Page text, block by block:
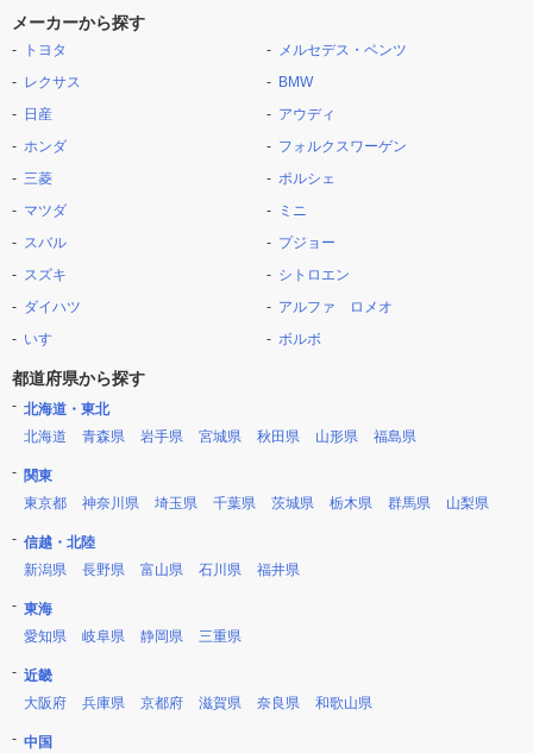
メーカーから探す
トヨタ
レクサス
日産
ホンダ
三菱
マツダ
スバル
スズキ
ダイハツ
いすゞ
メルセデス・ベンツ
BMW
アウディ
フォルクスワーゲン
ポルシェ
ミニ
プジョー
シトロエン
アルファ ロメオ
ボルボ
都道府県から探す
北海道・東北
北海道
青森県 岩手県 宮城県 秋田県 山形県 福島県
関東
東京都
神奈川県 埼玉県 千葉県 茨城県 栃木県 群馬県 山梨県
信越・北陸
新潟県
長野県 富山県 石川県 福井県
東海
愛知県
岐阜県 静岡県 三重県
近畿
大阪府
兵庫県 京都府 滋賀県 奈良県 和歌山県
中国